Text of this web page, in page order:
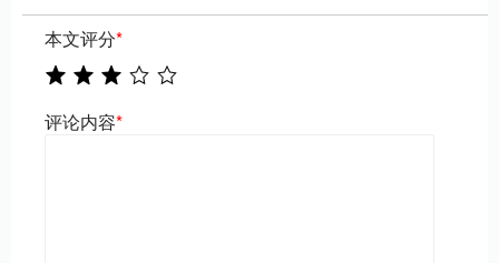
本文评分*
评论内容*